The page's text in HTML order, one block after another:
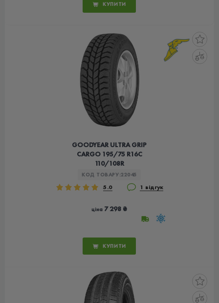
КУПИТИ
GOODYEAR ULTRA GRIP
CARGO 195/75 R16C
110/108R
КОД ТОВАРУ:22045
5.0 1 відгук
ціна 7 298 ₴
КУПИТИ